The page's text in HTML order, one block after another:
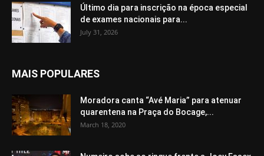
Último dia para inscrição na época especial
de exames nacionais para...
July 31, 2026
MAIS POPULARES
Moradora canta “Avé Maria” para atenuar
quarentena na Praça do Bocage,...
March 18, 2020